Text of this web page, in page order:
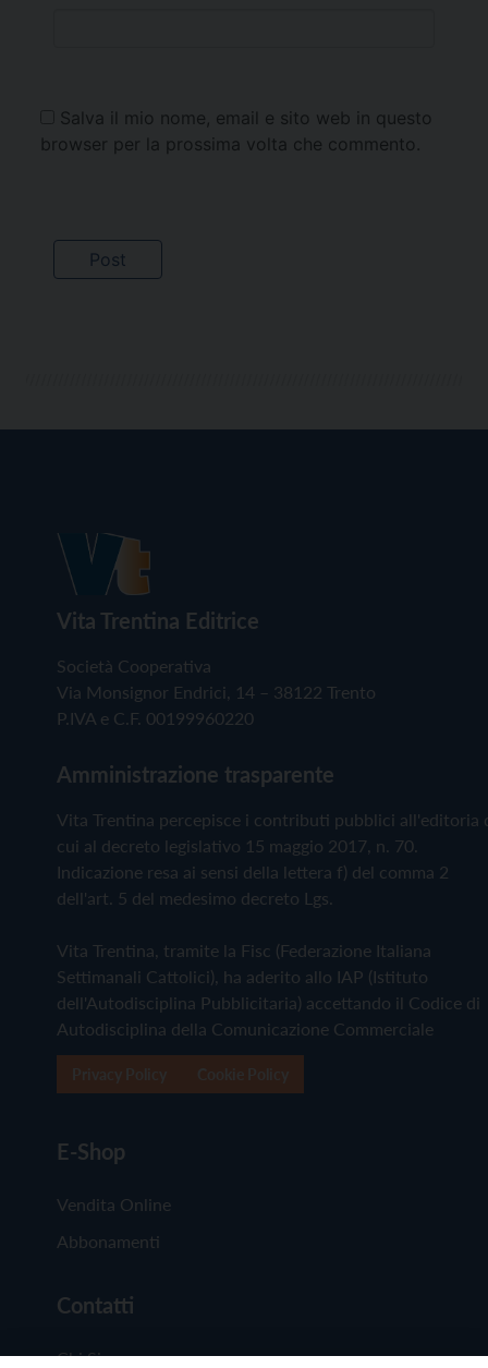
Salva il mio nome, email e sito web in questo
browser per la prossima volta che commento.
Vita Trentina Editrice
Società Cooperativa
Via Monsignor Endrici, 14 – 38122 Trento
P.IVA e C.F. 00199960220
Amministrazione trasparente
Vita Trentina percepisce i contributi pubblici all'editoria
cui al decreto legislativo 15 maggio 2017, n. 70.
Indicazione resa ai sensi della lettera f) del comma 2
dell'art. 5 del medesimo decreto Lgs.
Vita Trentina, tramite la Fisc (Federazione Italiana
Settimanali Cattolici), ha aderito allo IAP (Istituto
dell'Autodisciplina Pubblicitaria) accettando il Codice di
Autodisciplina della Comunicazione Commerciale
E-Shop
Vendita Online
Abbonamenti
Contatti
Chi Siamo